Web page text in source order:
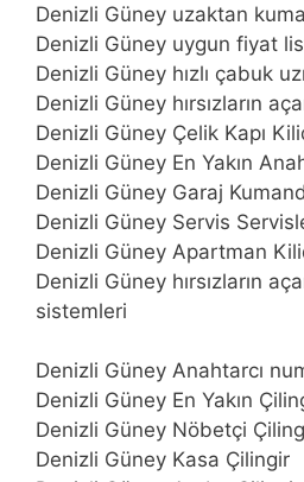
Denizli Güney uzaktan
Denizli Güney uygun fiyat
Denizli Güney hızlı çabuk
Denizli Güney hırsızların
Denizli Güney Çelik Kapı
Denizli Güney En Yakın
Denizli Güney Garaj
Denizli Güney Servis
Denizli Güney Apartman
Denizli Güney hırsızların
sistemleri
Denizli Güney Anahtarcı
Denizli Güney En Yakın
Denizli Güney Nöbetçi
Denizli Güney Kasa Çilingir